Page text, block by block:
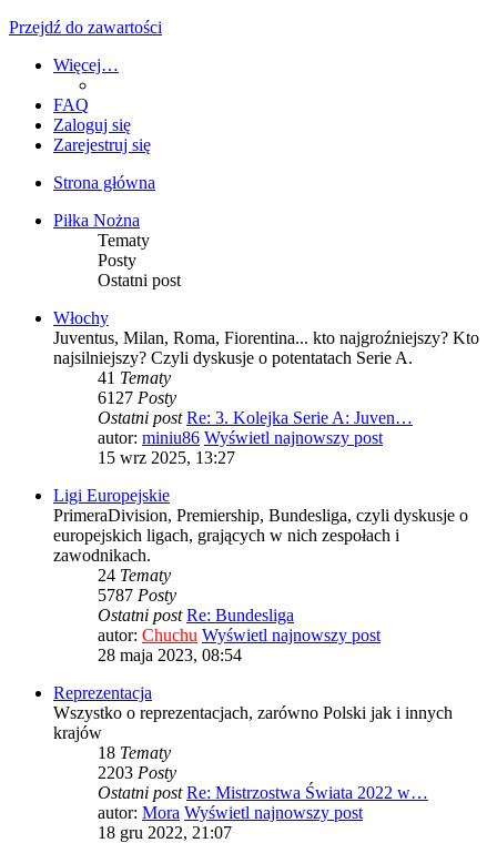
Przejdź do zawartości
Więcej…
FAQ
Zaloguj się
Zarejestruj się
Strona główna
Piłka Nożna
Tematy
Posty
Ostatni post
Włochy
Juventus, Milan, Roma, Fiorentina... kto najgroźniejszy? Kto
najsilniejszy? Czyli dyskusje o potentatach Serie A.
41 Tematy
6127 Posty
Ostatni post Re: 3. Kolejka Serie A: Juven…
autor: miniu86 Wyświetl najnowszy post
15 wrz 2025, 13:27
Ligi Europejskie
PrimeraDivision, Premiership, Bundesliga, czyli dyskusje o
europejskich ligach, grających w nich zespołach i
zawodnikach.
24 Tematy
5787 Posty
Ostatni post Re: Bundesliga
autor: Chuchu Wyświetl najnowszy post
28 maja 2023, 08:54
Reprezentacja
Wszystko o reprezentacjach, zarówno Polski jak i innych
krajów
18 Tematy
2203 Posty
Ostatni post Re: Mistrzostwa Świata 2022 w…
autor: Mora Wyświetl najnowszy post
18 gru 2022, 21:07